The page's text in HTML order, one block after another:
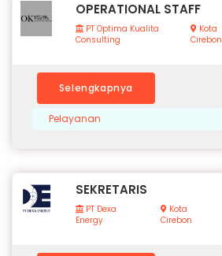
OPERATIONAL STAFF
PT Optima Kualita
Consulting
Kota
Cirebon
Selengkapnya
Pelayanan
SEKRETARIS
PT Dexa
Energy
Kota
Cirebon